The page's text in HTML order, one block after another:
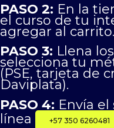
PASO 2: En la
el curso de tu
agregar al carrito.
PASO 3: Llena
selecciona tu
(PSE, tarjeta de
Daviplata).
PASO 4: Envía
línea
+57 350 6260481